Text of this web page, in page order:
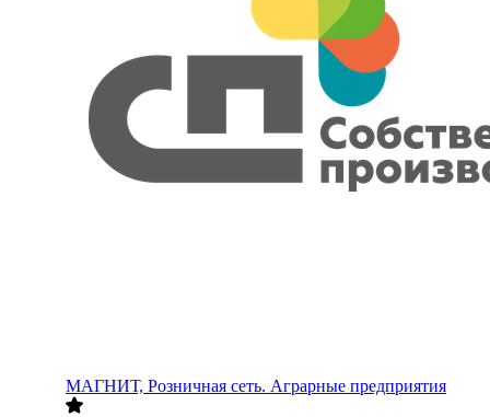
МАГНИТ, Розничная сеть. Аграрные предприятия